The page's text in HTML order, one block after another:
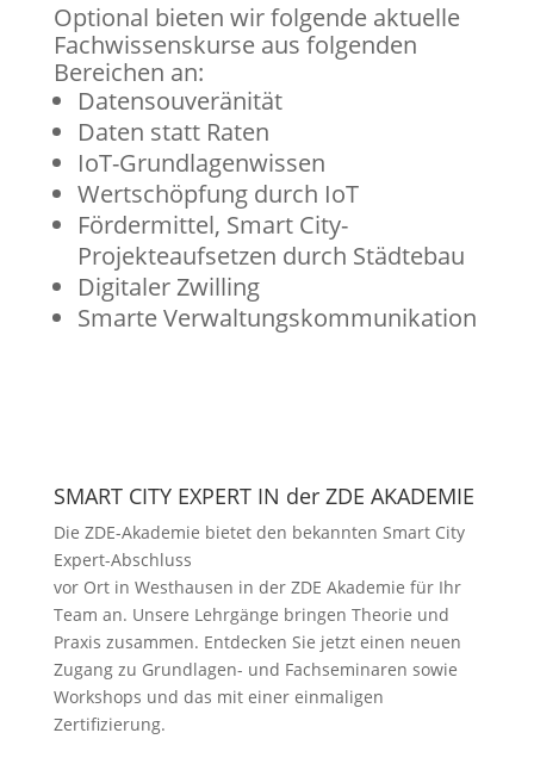
Optional bieten wir folgende aktuelle
Fachwissenskurse aus folgenden
Bereichen an:
Datensouveränität
Daten statt Raten
IoT-Grundlagenwissen
Wertschöpfung durch IoT
Fördermittel, Smart City-
Projekteaufsetzen durch Städtebau
Digitaler Zwilling
Smarte Verwaltungskommunikation
SMART CITY EXPERT IN der ZDE AKADEMIE
Die ZDE-Akademie bietet den bekannten Smart City
Expert-Abschluss
vor Ort in Westhausen in der ZDE Akademie für Ihr
Team an. Unsere Lehrgänge bringen Theorie und
Praxis zusammen. Entdecken Sie jetzt einen neuen
Zugang zu Grundlagen- und Fachseminaren sowie
Workshops und das mit einer einmaligen
Zertifizierung.